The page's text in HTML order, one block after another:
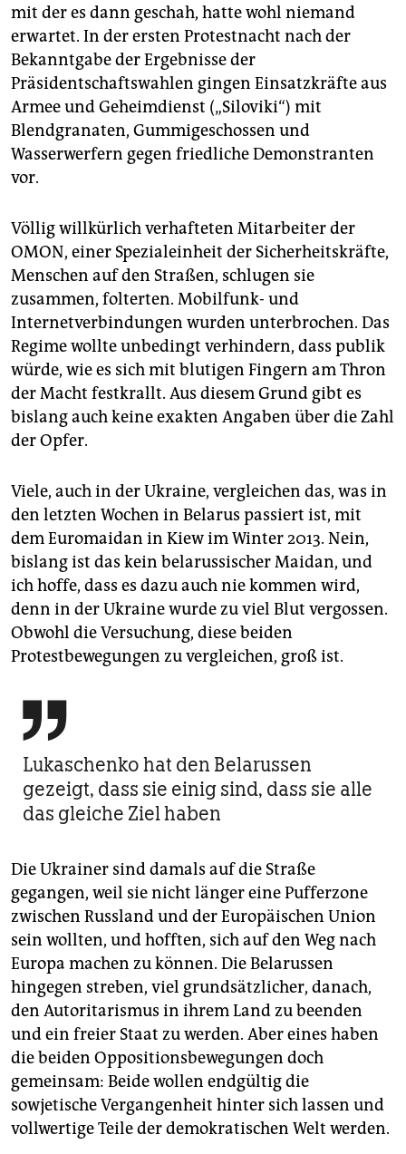
mit der es dann geschah, hatte wohl niemand
erwartet. In der ersten Protestnacht nach der
Bekanntgabe der Ergebnisse der
Präsidentschaftswahlen gingen Einsatzkräfte aus
Armee und Geheimdienst („Siloviki“) mit
Blendgranaten, Gummigeschossen und
Wasserwerfern gegen friedliche Demonstranten
vor.
Völlig willkürlich verhafteten Mitarbeiter der
OMON, einer Spezialeinheit der Sicherheitskräfte,
Menschen auf den Straßen, schlugen sie
zusammen, folterten. Mobilfunk- und
Internetverbindungen wurden unterbrochen. Das
Regime wollte unbedingt verhindern, dass publik
würde, wie es sich mit blutigen Fingern am Thron
der Macht festkrallt. Aus diesem Grund gibt es
bislang auch keine exakten Angaben über die Zahl
der Opfer.
Viele, auch in der Ukraine, vergleichen das, was in
den letzten Wochen in Belarus passiert ist, mit
dem Euromaidan in Kiew im Winter 2013. Nein,
bislang ist das kein belarussischer Maidan, und
ich hoffe, dass es dazu auch nie kommen wird,
denn in der Ukraine wurde zu viel Blut vergossen.
Obwohl die Versuchung, diese beiden
Protestbewegungen zu vergleichen, groß ist.

Lukaschenko hat den Belarussen
gezeigt, dass sie einig sind, dass sie alle
das gleiche Ziel haben
Die Ukrainer sind damals auf die Straße
gegangen, weil sie nicht länger eine Pufferzone
zwischen Russland und der Europäischen Union
sein wollten, und hofften, sich auf den Weg nach
Europa machen zu können. Die Belarussen
hingegen streben, viel grundsätzlicher, danach,
den Autoritarismus in ihrem Land zu beenden
und ein freier Staat zu werden. Aber eines haben
die beiden Oppositionsbewegungen doch
gemeinsam: Beide wollen endgültig die
sowjetische Vergangenheit hinter sich lassen und
vollwertige Teile der demokratischen Welt werden.